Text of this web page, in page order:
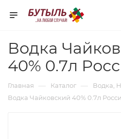
Водка
40% 0.7л
Главная — Каталог — Водка,
Водка Чайковский 40% 0.7л